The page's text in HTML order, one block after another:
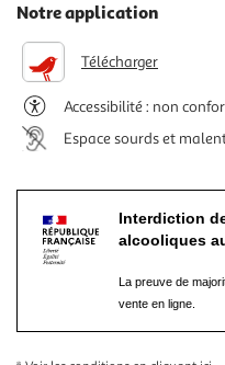
Notre application
Télécharger
Accessibilité : non
Espace sourds et
Interdiction
alcooliques
La preuve de
vente en ligne.